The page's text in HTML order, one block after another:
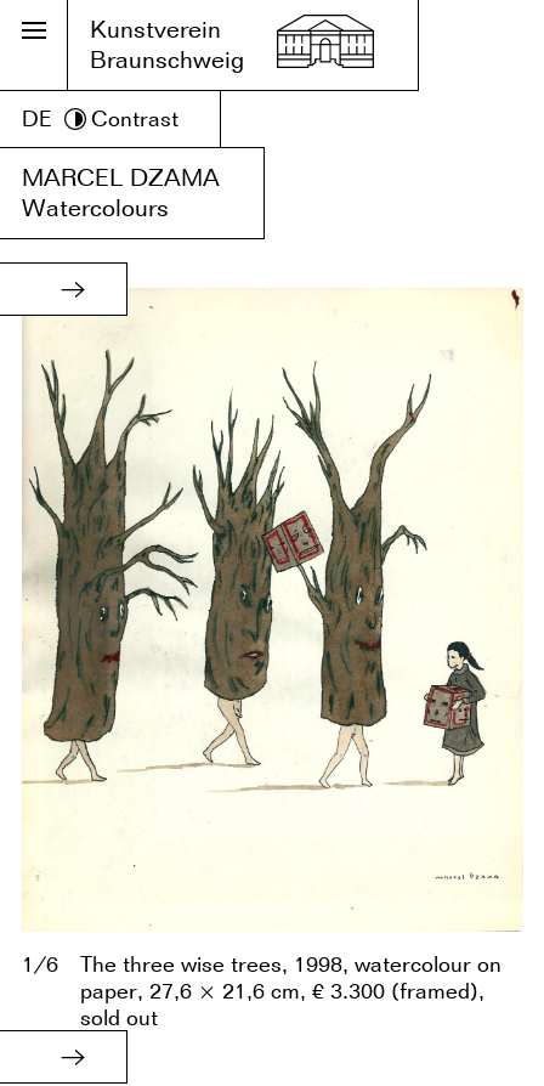
Kunstverein
Braunschweig
DE Contrast
MARCEL DZAMA
Watercolours
1/6
The three wise trees, 1998, watercolour on
paper, 27,6 × 21,6 cm, € 3.300 (framed),
sold out